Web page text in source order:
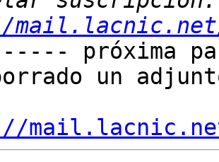
próxima
un
mail.lacnic.net/